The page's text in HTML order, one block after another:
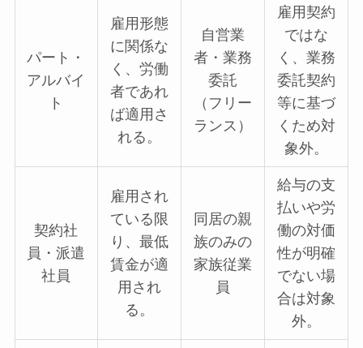
パート・
アルバイ
ト
雇用形態
に関係な
く、労働
者であれ
ば適用さ
れる。
自営業
者・業務
委託
（フリー
ランス）
雇用契約
ではな
く、業務
委託契約
等に基づ
くため対
象外。
契約社
員・派遣
社員
雇用され
ている限
り、最低
賃金が適
用され
る。
同居の親
族のみの
家族従業
員
給与の支
払いや労
働の対価
性が明確
でない場
合は対象
外。